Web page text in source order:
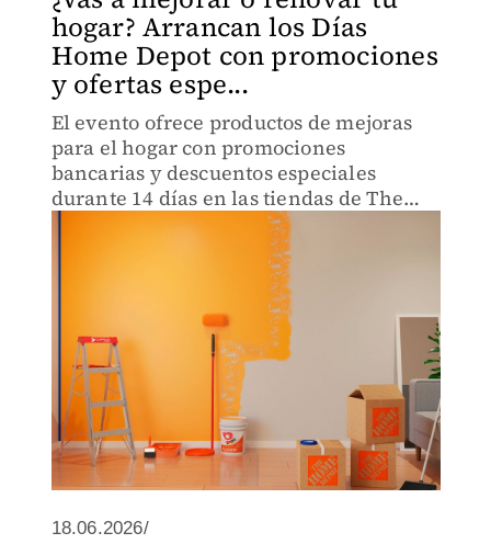
hogar? Arrancan los Días
Home Depot con promociones
y ofertas espe...
El evento ofrece productos de mejoras
para el hogar con promociones
bancarias y descuentos especiales
durante 14 días en las tiendas de The
Home Depot.
18.06.2026/